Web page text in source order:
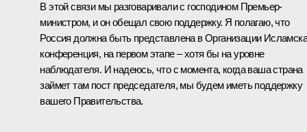
В этой связи мы разговаривали с господином Премьер-
министром, и он обещал свою поддержку. Я полагаю, что
Россия должна быть представлена в Организации
конференция, на первом этапе – хотя бы на уровне
наблюдателя. И надеюсь, что с момента, когда ваша страна
займет там пост председателя, мы будем иметь поддержку
вашего Правительства.